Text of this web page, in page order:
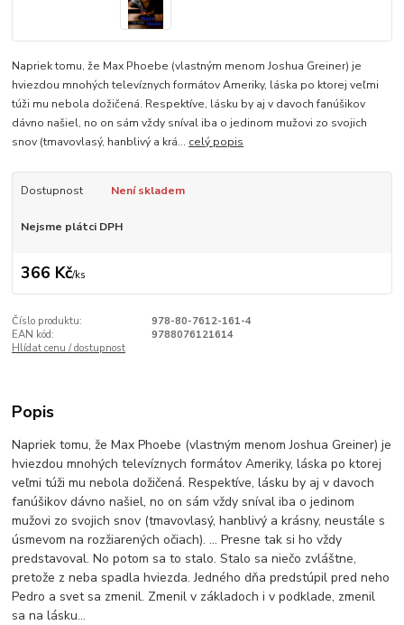
Napriek tomu, že Max Phoebe (vlastným menom Joshua Greiner) je
hviezdou mnohých televíznych formátov Ameriky, láska po ktorej veľmi
túži mu nebola dožičená. Respektíve, lásku by aj v davoch fanúšikov
dávno našiel, no on sám vždy sníval iba o jedinom mužovi zo svojich
snov (tmavovlasý, hanblivý a krá... celý popis
Dostupnost Není skladem
Nejsme plátci DPH
366 Kč/ks
Číslo produktu:
978-80-7612-161-4
EAN kód:
9788076121614
Hlídat cenu / dostupnost
Popis
Napriek tomu, že Max Phoebe (vlastným menom Joshua Greiner) je
hviezdou mnohých televíznych formátov Ameriky, láska po ktorej
veľmi túži mu nebola dožičená. Respektíve, lásku by aj v davoch
fanúšikov dávno našiel, no on sám vždy sníval iba o jedinom
mužovi zo svojich snov (tmavovlasý, hanblivý a krásny, neustále s
úsmevom na rozžiarených očiach). ... Presne tak si ho vždy
predstavoval. No potom sa to stalo. Stalo sa niečo zvláštne,
pretože z neba spadla hviezda. Jedného dňa predstúpil pred neho
Pedro a svet sa zmenil. Zmenil v základoch i v podklade, zmenil
sa na lásku...